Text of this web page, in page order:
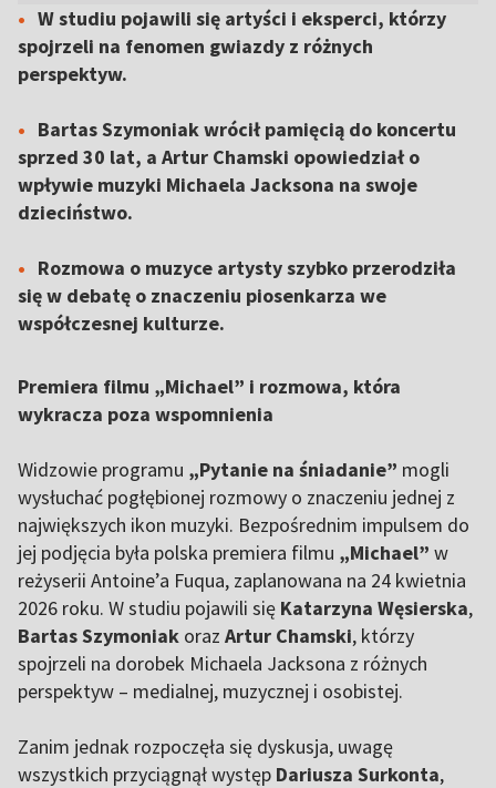
W studiu pojawili się artyści i eksperci, którzy
spojrzeli na fenomen gwiazdy z różnych
perspektyw.
Bartas Szymoniak wrócił pamięcią do koncertu
sprzed 30 lat, a Artur Chamski opowiedział o
wpływie muzyki Michaela Jacksona na swoje
dzieciństwo.
Rozmowa o muzyce artysty szybko przerodziła
się w debatę o znaczeniu piosenkarza we
współczesnej kulturze.
Premiera filmu „Michael” i rozmowa, która
wykracza poza wspomnienia
Widzowie programu „Pytanie na śniadanie” mogli
wysłuchać pogłębionej rozmowy o znaczeniu jednej z
największych ikon muzyki. Bezpośrednim impulsem do
jej podjęcia była polska premiera filmu „Michael” w
reżyserii Antoine’a Fuqua, zaplanowana na 24 kwietnia
2026 roku. W studiu pojawili się Katarzyna Węsierska,
Bartas Szymoniak oraz Artur Chamski, którzy
spojrzeli na dorobek Michaela Jacksona z różnych
perspektyw – medialnej, muzycznej i osobistej.
Zanim jednak rozpoczęła się dyskusja, uwagę
wszystkich przyciągnął występ Dariusza Surkonta,